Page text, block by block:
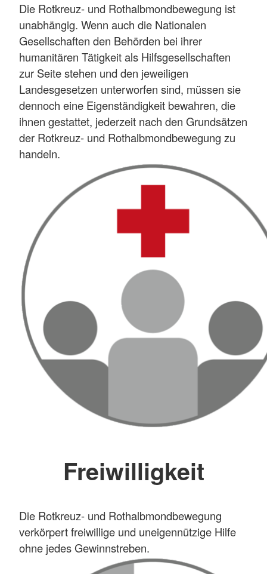
Die Rotkreuz- und Rothalbmondbewegung ist
unabhängig. Wenn auch die Nationalen
Gesellschaften den Behörden bei ihrer
humanitären Tätigkeit als Hilfsgesellschaften
zur Seite stehen und den jeweiligen
Landesgesetzen unterworfen sind, müssen sie
dennoch eine Eigenständigkeit bewahren, die
ihnen gestattet, jederzeit nach den Grundsätzen
der Rotkreuz- und Rothalbmondbewegung zu
handeln.
Freiwilligkeit
Die Rotkreuz- und Rothalbmondbewegung
verkörpert freiwillige und uneigennützige Hilfe
ohne jedes Gewinnstreben.